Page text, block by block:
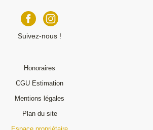
Suivez-nous !
Honoraires
CGU Estimation
Mentions légales
Plan du site